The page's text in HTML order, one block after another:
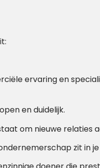
ervaring en
en duidelijk.
nieuwe relaties
zit in je